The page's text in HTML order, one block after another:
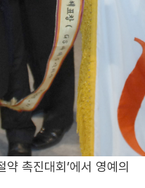
촉진대회’에서 영예의